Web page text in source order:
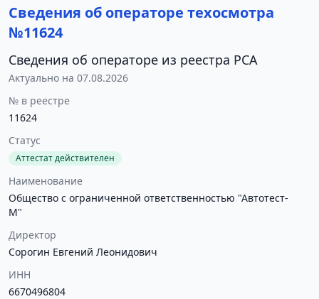
Сведения об операторе техосмотра
№11624
Сведения об операторе из реестра РСА
Актуально на 07.08.2026
№ в реестре
11624
Статус
Аттестат действителен
Наименование
Общество с ограниченной ответственностью "Автотест-
М"
Директор
Сорогин Евгений Леонидович
ИНН
6670496804